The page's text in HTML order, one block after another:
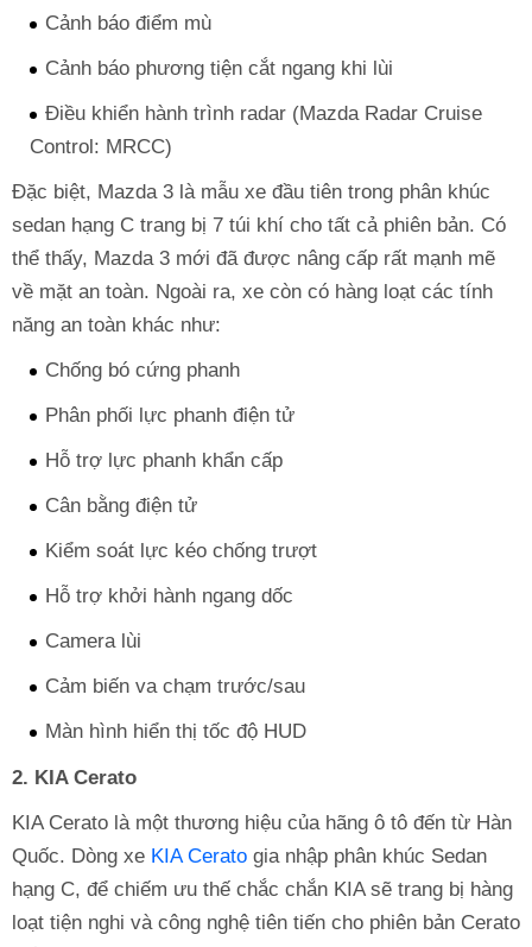
Cảnh báo điểm mù
Cảnh báo phương tiện cắt ngang khi lùi
Điều khiển hành trình radar (Mazda Radar Cruise
Control: MRCC)
Đặc biệt, Mazda 3 là mẫu xe đầu tiên trong phân khúc
sedan hạng C trang bị 7 túi khí cho tất cả phiên bản. Có
thể thấy, Mazda 3 mới đã được nâng cấp rất mạnh mẽ
về mặt an toàn. Ngoài ra, xe còn có hàng loạt các tính
năng an toàn khác như:
Chống bó cứng phanh
Phân phối lực phanh điện tử
Hỗ trợ lực phanh khẩn cấp
Cân bằng điện tử
Kiểm soát lực kéo chống trượt
Hỗ trợ khởi hành ngang dốc
Camera lùi
Cảm biến va chạm trước/sau
Màn hình hiển thị tốc độ HUD
2. KIA Cerato
KIA Cerato là một thương hiệu của hãng ô tô đến từ Hàn
Quốc. Dòng xe KIA Cerato gia nhập phân khúc Sedan
hạng C, để chiếm ưu thế chắc chắn KIA sẽ trang bị hàng
loạt tiện nghi và công nghệ tiên tiến cho phiên bản Cerato